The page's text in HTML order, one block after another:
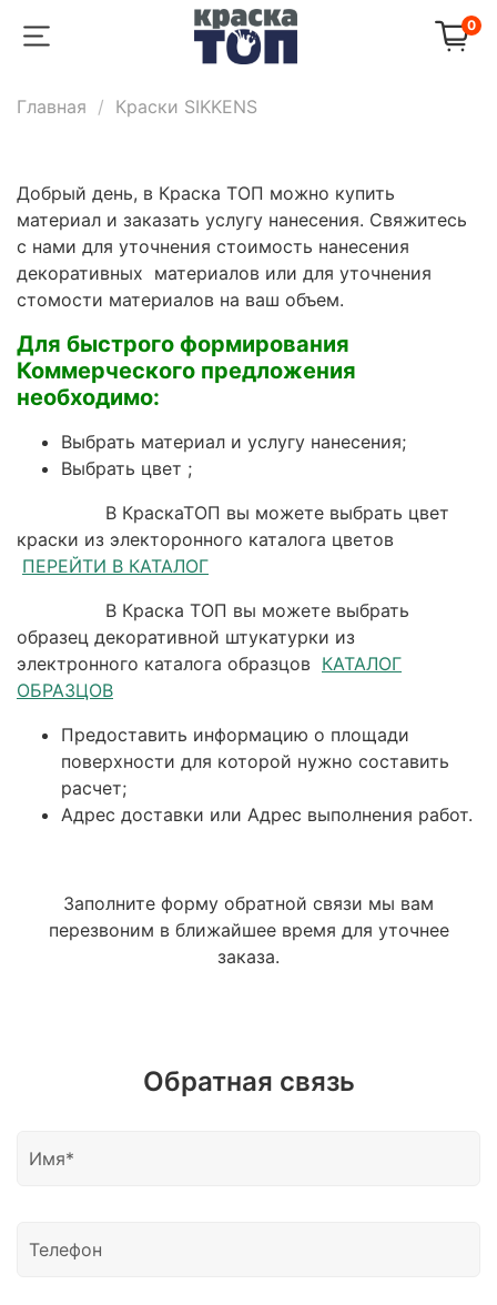
0
Главная Краски SIKKENS
Добрый день, в Краска ТОП можно купить
материал и заказать услугу нанесения. Свяжитесь
с нами для уточнения стоимость нанесения
декоративных материалов или для уточнения
стомости материалов на ваш объем.
Для быстрого формирования
Коммерческого предложения
необходимо:
Выбрать материал и услугу нанесения;
Выбрать цвет ;
В КраскаТОП вы можете выбрать цвет
краски из электоронного каталога цветов
ПЕРЕЙТИ В КАТАЛОГ
В Краска ТОП вы можете выбрать
образец декоративной штукатурки из
электронного каталога образцов КАТАЛОГ
ОБРАЗЦОВ
Предоставить информацию о площади
поверхности для которой нужно составить
расчет;
Адрес доставки или Адрес выполнения работ.
Заполните форму обратной связи мы вам
перезвоним в ближайшее время для уточнее
заказа.
Обратная связь